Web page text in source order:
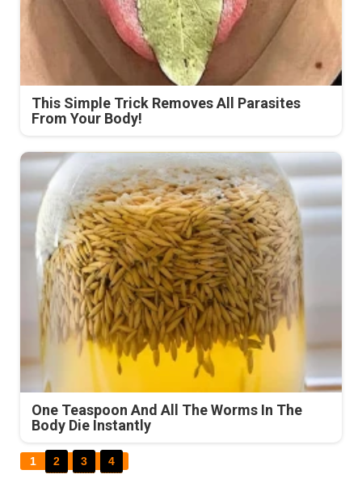
This Simple Trick Removes All Parasites
From Your Body!
One Teaspoon And All The Worms In The
Body Die Instantly
1 2 3 4